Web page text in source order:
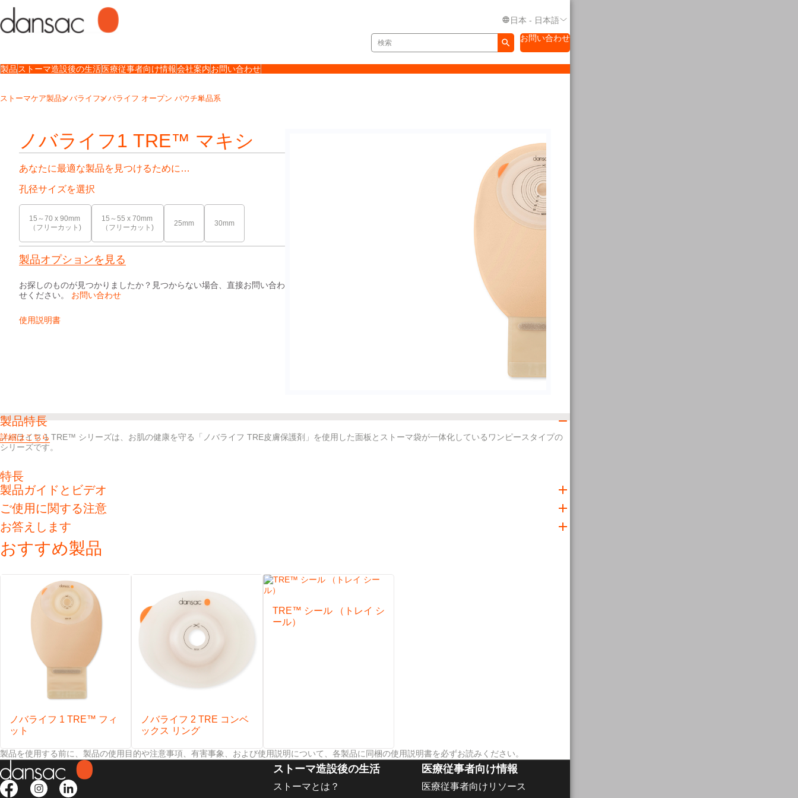
日本 - 日本語
お問い合わせ
製品 ストーマ造設後の生活医療従事者向け情報会社案内お問い合わせ
ストーマケア製品ノバライフノバライフ オープン パウチ単品系
ノバライフ1 TRE™ マキシ
あなたに最適な製品を見つけるために…
孔径サイズを選択
15～70 x 90mm
（フリーカット)
15～55 x 70mm
（フリーカット)
25mm 30mm
製品オプションを見る
お探しのものが見つかりましたか？見つからない場合、直接お問い合わ
せください。 お問い合わせ
使用説明書
製品特長
ノバライフ 1 TRE™ シリーズは、お肌の健康を守る「ノバライフ TRE皮膚保護剤」を使用した面板とストーマ袋が一体化しているワンピースタイプの
シリーズです。
特長
肌色タイプは、ストーマの状態を簡単に確認できる 「あんしん窓」付き
ガス抜き性能に優れ、ストーマ袋のバルーニングを軽減させる消臭機能付きノバライフフィルター
やわらかく、水にぬれてもさらっとした不織布を使用
排出口を閉鎖すると自然と隠れ、目立ちにくいデザイン
上下にずらしたクロジャープレートにより、排出口の開閉が簡単に、かつ衛生的に行える
確実・安全・安心のマジックテープ式閉鎖具
詳細はこちら
製品ガイドとビデオ
ご使用に関する注意
お答えします
おすすめ製品
ノバライフ 1 TRE™ フィ
ット
ノバライフ 2 TRE コンベ
ックス リング
TRE™ シール （トレイ シ
ール）
製品を使用する前に、製品の使用目的や注意事項、有害事象、および使用説明について、各製品に同梱の使用説明書を必ずお読みください。
ストーマ造設後の生活
ストーマとは？
医療従事者向け情報
医療従事者向けリソース